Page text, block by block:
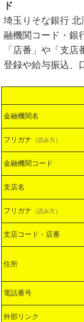
ド
埼玉りそな銀行
融機関コード・銀
「店番」や「支
登録や給与振込、
金融機関名
フリガナ （読み方）
金融機関コード
支店名
フリガナ （読み方）
支店コード・店番
住所
電話番号
外部リンク